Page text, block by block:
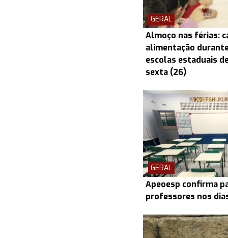
GERAL
Almoço nas férias:
alimentação
escolas estaduais
sexta (26)
GERAL
Apeoesp confirma
professores nos